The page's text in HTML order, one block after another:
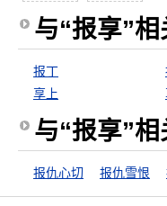
与“报享”
报丁
享上
与“报享”
报仇心切 报仇雪恨